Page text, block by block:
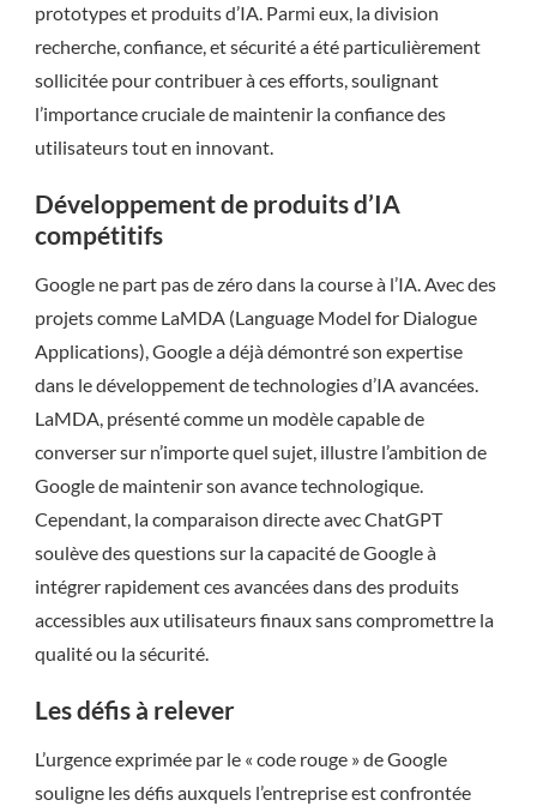
prototypes et produits d’IA. Parmi eux, la division
recherche, confiance, et sécurité a été particulièrement
sollicitée pour contribuer à ces efforts, soulignant
l’importance cruciale de maintenir la confiance des
utilisateurs tout en innovant.
Développement de produits d’IA
compétitifs
Google ne part pas de zéro dans la course à l’IA. Avec des
projets comme LaMDA (Language Model for Dialogue
Applications), Google a déjà démontré son expertise
dans le développement de technologies d’IA avancées.
LaMDA, présenté comme un modèle capable de
converser sur n’importe quel sujet, illustre l’ambition de
Google de maintenir son avance technologique.
Cependant, la comparaison directe avec ChatGPT
soulève des questions sur la capacité de Google à
intégrer rapidement ces avancées dans des produits
accessibles aux utilisateurs finaux sans compromettre la
qualité ou la sécurité.
Les défis à relever
L’urgence exprimée par le « code rouge » de Google
souligne les défis auxquels l’entreprise est confrontée